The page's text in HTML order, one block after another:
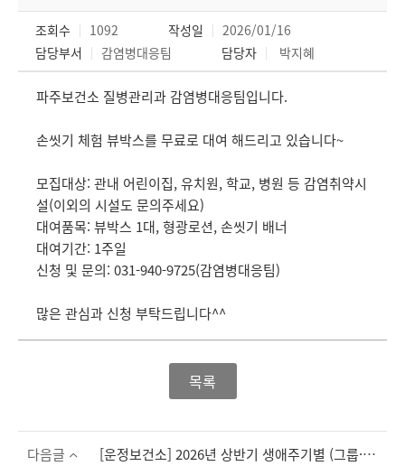
조회수 1092 작성일
2026/01/16
담당부서
감염병대응팀 담당자 박지혜
파주보건소 질병관리과 감염병대응팀입니다.
손씻기 체험 뷰박스를 무료로 대여 해드리고 있습니다~
모집대상: 관내 어린이집, 유치원, 학교, 병원 등 감염취약시
설(이외의 시설도 문의주세요)
대여품목: 뷰박스 1대, 형광로션, 손씻기 배너
대여기간: 1주일
신청 및 문의: 031-940-9725(감염병대응팀)
많은 관심과 신청 부탁드립니다^^
목록
다음글 [운정보건소] 2026년 상반기 생애주기별 (그룹·순환)운동교실 참여자 모집